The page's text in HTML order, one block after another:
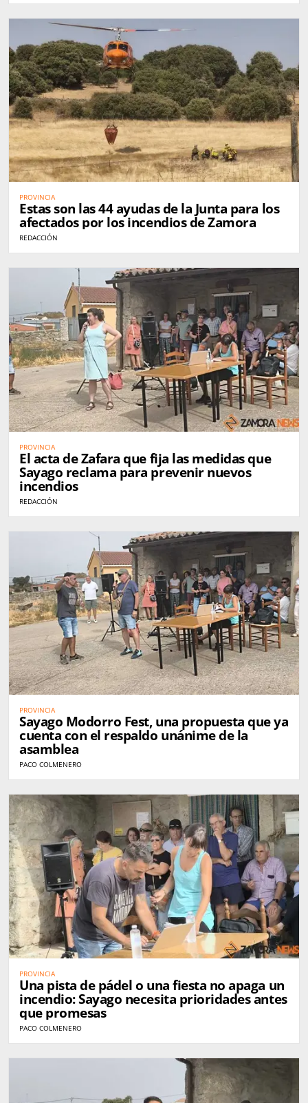
PROVINCIA
Estas son las 44 ayudas de la Junta para los
afectados por los incendios de Zamora
REDACCIÓN
PROVINCIA
El acta de Zafara que fija las medidas que
Sayago reclama para prevenir nuevos
incendios
REDACCIÓN
PROVINCIA
Sayago Modorro Fest, una propuesta que ya
cuenta con el respaldo unánime de la
asamblea
PACO COLMENERO
PROVINCIA
Una pista de pádel o una fiesta no apaga un
incendio: Sayago necesita prioridades antes
que promesas
PACO COLMENERO